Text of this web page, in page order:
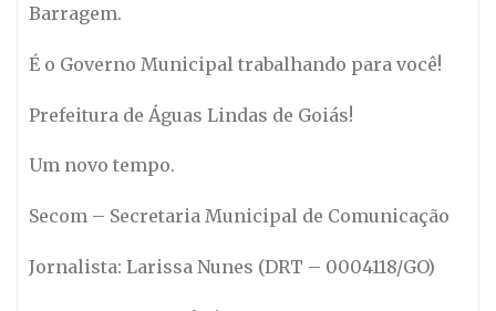
Barragem.
É o Governo Municipal trabalhando para você!
Prefeitura de Águas Lindas de Goiás!
Um novo tempo.
Secom – Secretaria Municipal de Comunicação
Jornalista: Larissa Nunes (DRT – 0004118/GO)